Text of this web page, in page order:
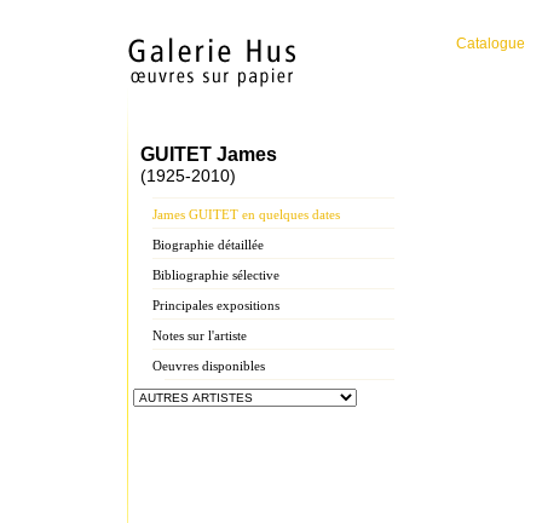
Catalogue
GUITET James
(1925-2010)
James GUITET en quelques dates
Biographie détaillée
Bibliographie sélective
Principales expositions
Notes sur l'artiste
Oeuvres disponibles